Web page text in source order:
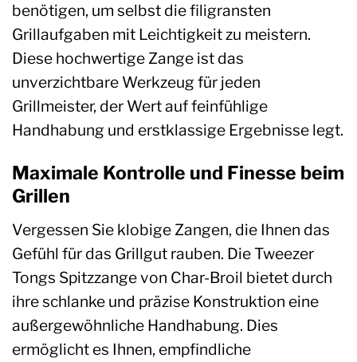
benötigen, um selbst die filigransten
Grillaufgaben mit Leichtigkeit zu meistern.
Diese hochwertige Zange ist das
unverzichtbare Werkzeug für jeden
Grillmeister, der Wert auf feinfühlige
Handhabung und erstklassige Ergebnisse legt.
Maximale Kontrolle und Finesse beim
Grillen
Vergessen Sie klobige Zangen, die Ihnen das
Gefühl für das Grillgut rauben. Die Tweezer
Tongs Spitzzange von Char-Broil bietet durch
ihre schlanke und präzise Konstruktion eine
außergewöhnliche Handhabung. Dies
ermöglicht es Ihnen, empfindliche